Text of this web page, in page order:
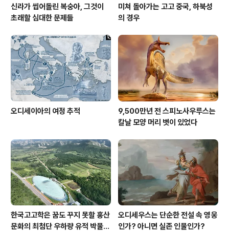
신라가 씹어돌린 복숭아, 그것이
초래할 심대한 문제들
미쳐 돌아가는 고고 중국, 하북성
의 경우
오디세이아의 여정 추적
9,500만년 전 스피노사우루스는
칼날 모양 머리 볏이 있었다
한국고고학은 꿈도 꾸지 못할 홍산
문화의 최첨단 우하량 유적 박물관
오디세우스는 단순한 전설 속 영웅
인가? 아니면 실존 인물인가?